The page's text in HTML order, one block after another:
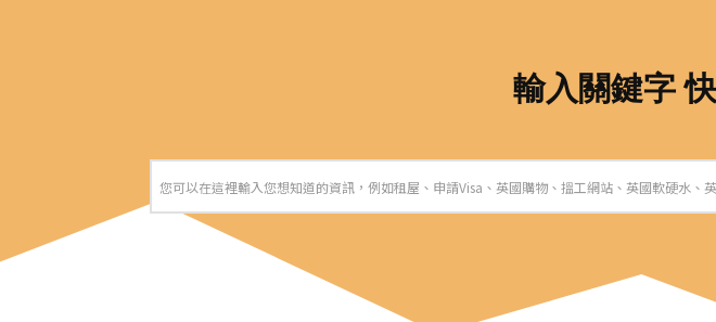
輸入關鍵字
您可以在這裡輸入您想知道的資訊，例如租屋、申請Visa、英國購物、搵工網站、英國軟硬水、